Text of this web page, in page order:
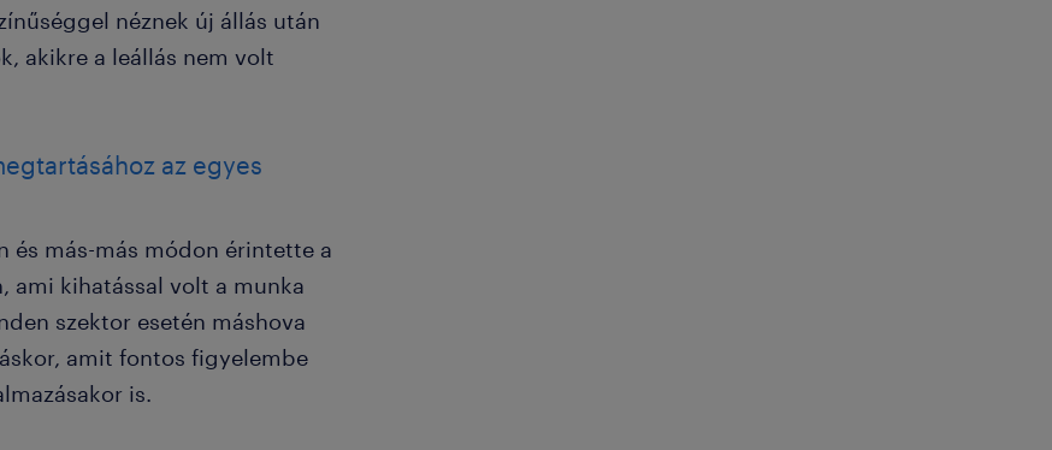
néznek új állás után
akikre a leállás nem volt
az egyes
és más-más módon érintette a
ami kihatással volt a munka
szektor esetén máshova
amit fontos figyelembe
is.